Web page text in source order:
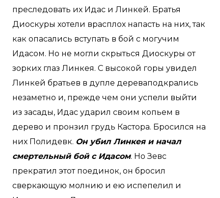
преследовать их Идас и Линкей. Братья
Диоскуры хотели врасплох напасть на них, так
как опасались вступать в бой с могучим
Идасом. Но не могли скрыться Диоскуры от
зорких глаз Линкея. С высокой горы увидел
Линкей братьев в дупле дереваподкрались
незаметно и, прежде чем они успели выйти
из засады, Идас ударил своим копьем в
дерево и пронзил грудь Кастора. Бросился на
них Полидевк. Он убил Линкея и начал
смертельный бой с Идасом. Но Зевс
прекратил этот поединок, он бросил
сверкающую молнию и ею испепелил и